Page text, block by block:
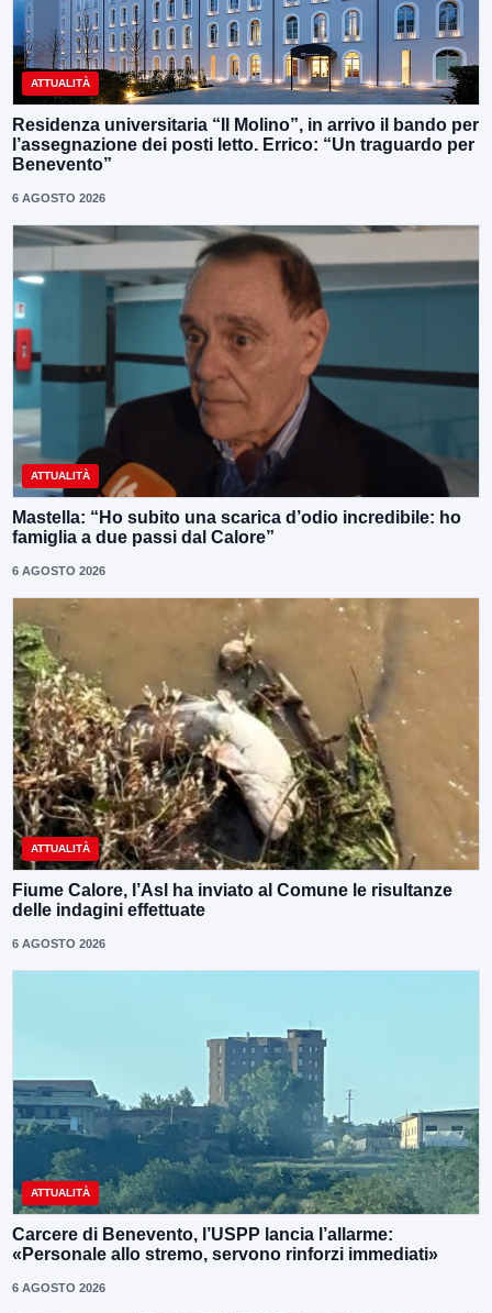
ATTUALITÀ
Residenza universitaria “Il Molino”, in arrivo il bando per
l’assegnazione dei posti letto. Errico: “Un traguardo per
Benevento”
6 AGOSTO 2026
ATTUALITÀ
Mastella: “Ho subito una scarica d’odio incredibile: ho
famiglia a due passi dal Calore”
6 AGOSTO 2026
ATTUALITÀ
Fiume Calore, l’Asl ha inviato al Comune le risultanze
delle indagini effettuate
6 AGOSTO 2026
ATTUALITÀ
Carcere di Benevento, l’USPP lancia l’allarme:
«Personale allo stremo, servono rinforzi immediati»
6 AGOSTO 2026